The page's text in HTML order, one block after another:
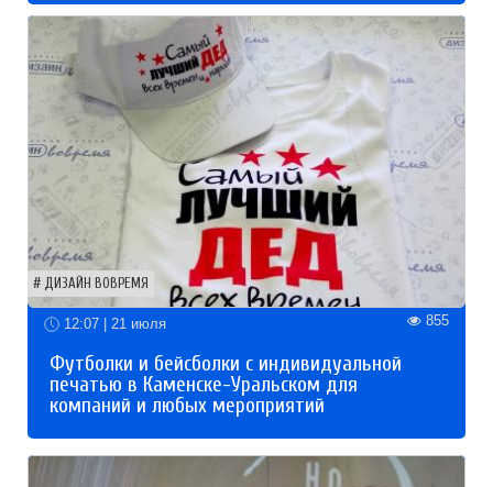
ДИЗАЙН ВОВРЕМЯ
12:07 | 21 июля 855
Футболки и бейсболки с индивидуальной
печатью в Каменске-Уральском для
компаний и любых мероприятий